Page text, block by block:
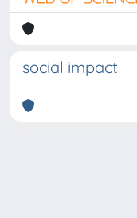
social impact